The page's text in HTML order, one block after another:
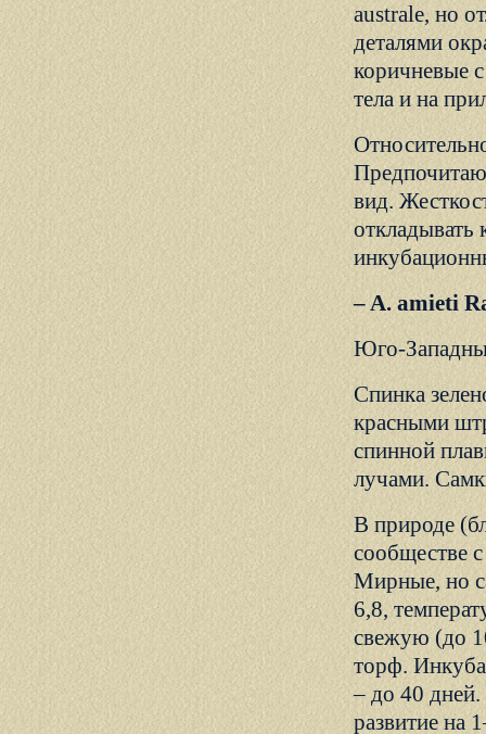
australe, но
деталями
коричневые
тела и на
вид.
откладывать
– A. amieti
Юго-
Спинка
красными
спинной
лучами.
В природе
сообществе
Мирные, но
6,8,
свежую (до
торф.
– до 40
развитие на